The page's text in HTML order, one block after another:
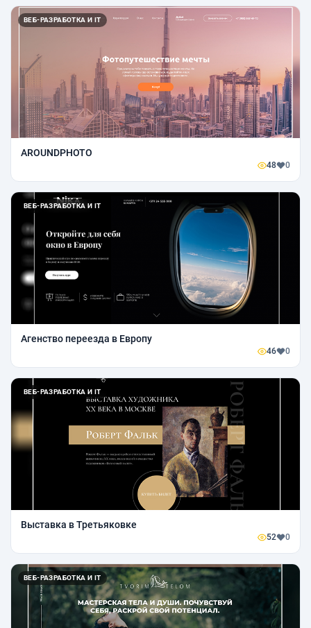
ВЕБ-РАЗРАБОТКА И IT
AROUNDPHOTO
48 0
ВЕБ-РАЗРАБОТКА И IT
Агенство переезда в Европу
46 0
ВЕБ-РАЗРАБОТКА И IT
Выставка в Третьяковке
52 0
ВЕБ-РАЗРАБОТКА И IT